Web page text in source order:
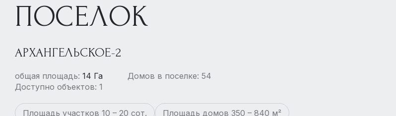
ПОСЕЛОК
АРХАНГЕЛЬСКОЕ-2
общая площадь: 14 Га
Домов в поселке: 54
Доступно объектов: 1
Площадь участков 10 – 20 сот.
Площадь домов 350 – 840 м²